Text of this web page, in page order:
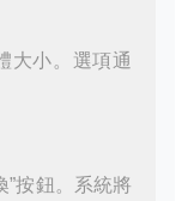
大小。選項通
”按鈕。系統將